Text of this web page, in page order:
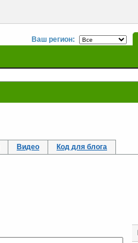
Ваш регион:
Видео Код для блога